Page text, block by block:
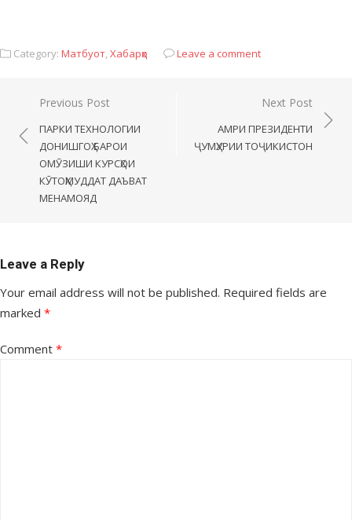
Category: Матбуот,Хабарҳо Leave a comment
Previous Post
ПАРКИ ТЕХНОЛОГИИ
ДОНИШГОҲ БАРОИ
ОМӮЗИШИ КУРСҲОИ
КӮТОҲМУДДАТ ДАЪВАТ
МЕНАМОЯД
Next Post
АМРИ ПРЕЗИДЕНТИ
ҶУМҲУРИИ ТОҶИКИСТОН
Leave a Reply
Your email address will not be published. Required fields are
marked *
Comment *